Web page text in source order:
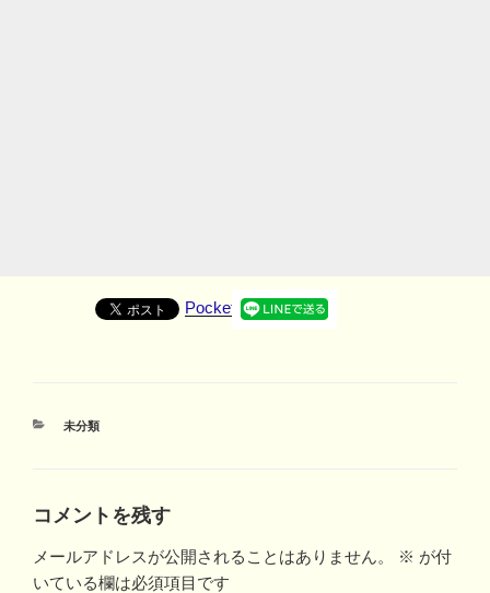
Pocket
カ
未分類
コメントを残す
メールアドレスが公開されることはありません。 ※ が付
いている欄は必須項目です